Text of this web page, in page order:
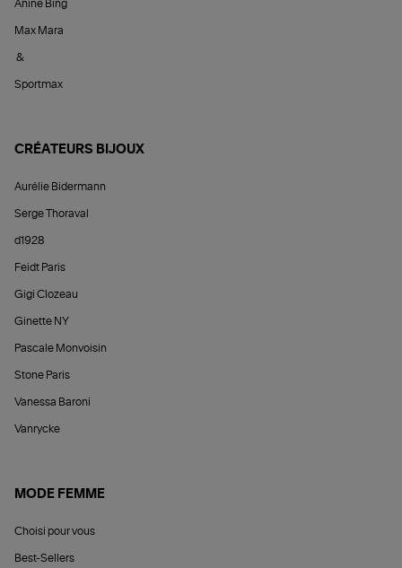
Anine Bing
Max Mara
&
Sportmax
CRÉATEURS BIJOUX
Aurélie Bidermann
Serge Thoraval
d1928
Feidt Paris
Gigi Clozeau
Ginette NY
Pascale Monvoisin
Stone Paris
Vanessa Baroni
Vanrycke
MODE FEMME
Choisi pour vous
Best-Sellers